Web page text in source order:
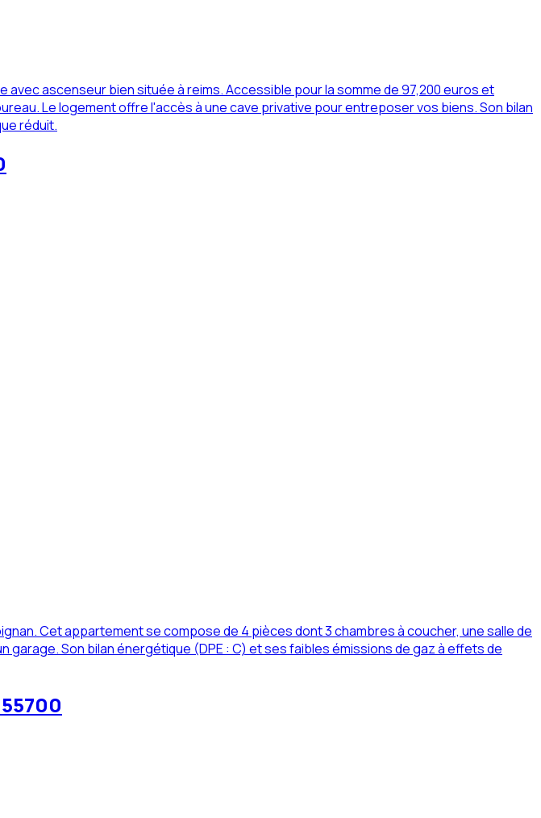
ascenseur bien située à reims. Accessible pour la somme de 97,200 euros et
Le logement offre l'accès à une cave privative pour entreposer vos biens. Son bilan
réduit.
Cet appartement se compose de 4 pièces dont 3 chambres à coucher, une salle de
Son bilan énergétique (DPE : C) et ses faibles émissions de gaz à effets de